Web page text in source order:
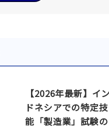
【2026年最新】イ
ドネシアでの特定技
能「製造業」試験の